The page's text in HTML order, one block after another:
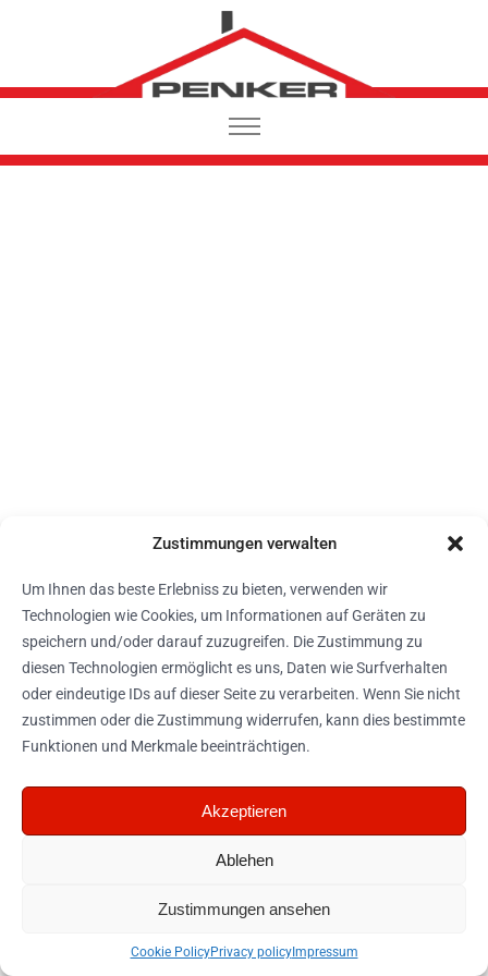
Zustimmungen verwalten
Um Ihnen das beste Erlebniss zu bieten, verwenden wir
Technologien wie Cookies, um Informationen auf Geräten zu
speichern und/oder darauf zuzugreifen. Die Zustimmung zu
diesen Technologien ermöglicht es uns, Daten wie Surfverhalten
oder eindeutige IDs auf dieser Seite zu verarbeiten. Wenn Sie nicht
zustimmen oder die Zustimmung widerrufen, kann dies bestimmte
Funktionen und Merkmale beeinträchtigen.
Akzeptieren
Ablehen
Zustimmungen ansehen
Cookie PolicyPrivacy policyImpressum
Startseite